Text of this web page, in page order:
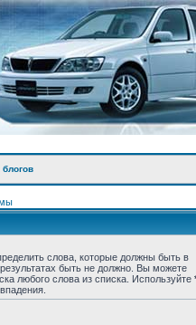
блогов
слова, которые должны быть в
быть не должно. Вы можете
любого слова из списка. Используйте